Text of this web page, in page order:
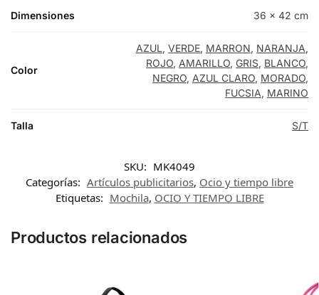
Dimensiones 36 × 42 cm
Color
AZUL, VERDE, MARRON, NARANJA,
ROJO, AMARILLO, GRIS, BLANCO,
NEGRO, AZUL CLARO, MORADO,
FUCSIA, MARINO
Talla S/T
SKU: MK4049
Categorías: Artículos publicitarios, Ocio y tiempo libre
Etiquetas: Mochila, OCIO Y TIEMPO LIBRE
Productos relacionados